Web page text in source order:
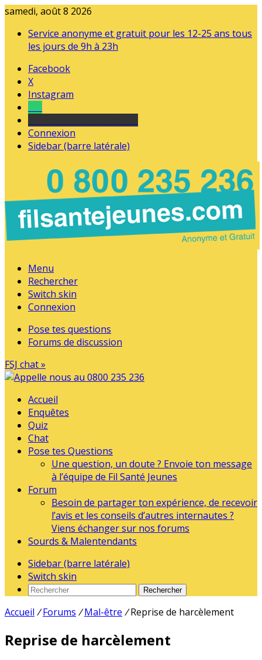
samedi, août 8 2026
Service anonyme et gratuit pour les 12-25 ans tous
les jours de 9h à 23h
Facebook
X
Instagram
Connexion
Sidebar (barre latérale)
Menu
Rechercher
Switch skin
Connexion
Pose tes questions
Forums de discussion
FSJ chat »
Accueil
Enquêtes
Quiz
Chat
Pose tes Questions
Une question, un doute ? Envoie ton message
à l’équipe de Fil Santé Jeunes
Forum
Besoin de partager ton expérience, de recevoir
l’avis et les conseils d’autres internautes ?
Viens échanger sur nos forums
Sourds & Malentendants
Sidebar (barre latérale)
Switch skin
Rechercher
Accueil / Forums / Mal-être / Reprise de harcèlement
Reprise de harcèlement